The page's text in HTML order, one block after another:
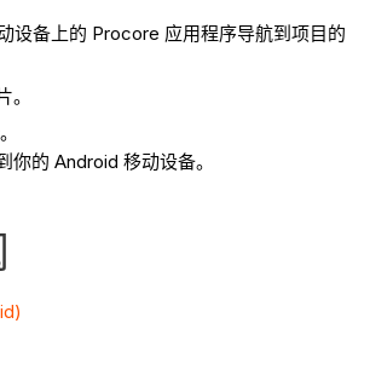
设备上的 Procore 应用程序导航到项目的
你的 Android 移动设备。